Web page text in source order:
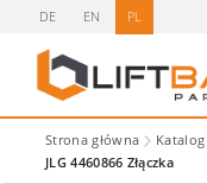
DE EN PL
Strona główna Katalog
JLG 4460866 Złączka